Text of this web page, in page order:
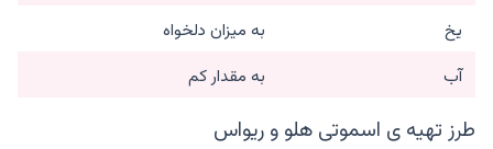
یخ
به میزان دلخواه
آب
به مقدار کم
طرز تهیه ی اسموتی هلو و ریواس